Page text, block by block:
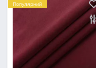
Популярний